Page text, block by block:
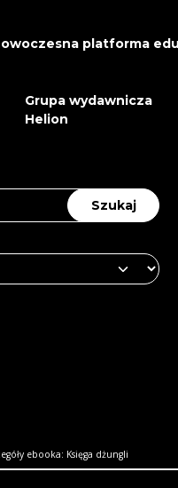
platforma
Grupa wydawnicza
Helion
Szukaj
ebooka: Księga dżungli